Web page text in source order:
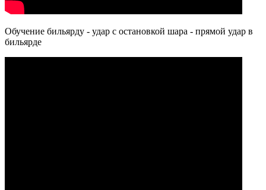
Обучение бильярду - удар с остановкой шара - прямой удар в
бильярде